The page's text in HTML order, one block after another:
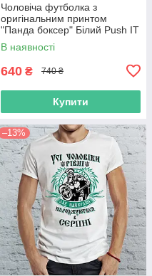
Чоловіча футболка з
оригінальним принтом
"Панда боксер" Білий Push IT
В наявності
640 ₴ 740 ₴
Купити
–13%